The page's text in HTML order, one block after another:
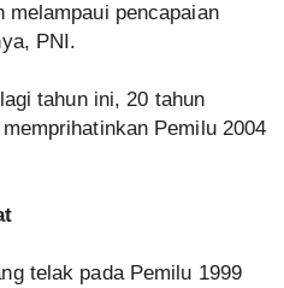
melampaui pencapaian
PNI.
tahun ini, 20 tahun
Pemilu 2004
telak pada Pemilu 1999